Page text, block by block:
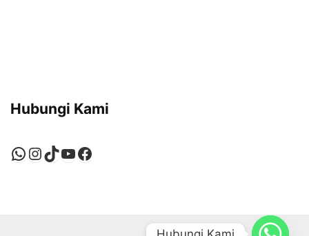
Hubungi Kami
WhatsApp
Instagram
TikTok
YouTube
Facebook